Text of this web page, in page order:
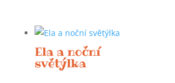
Ela a noční
světýlka